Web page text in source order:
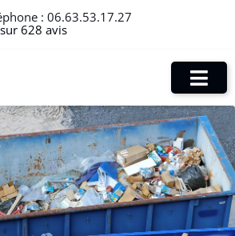
: 06.63.53.17.27
628 avis